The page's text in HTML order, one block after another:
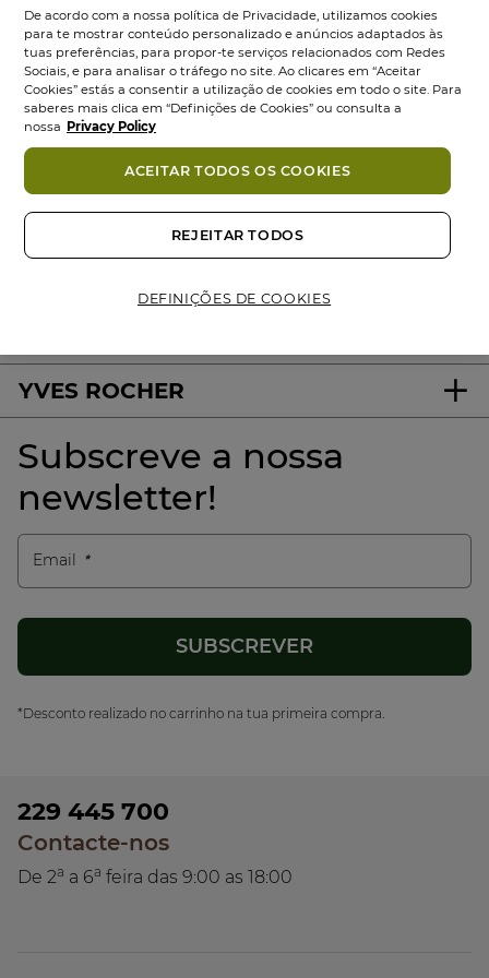
vegetais
campos orgânicos
Eco-concebidos
YVES ROCHER
Subscreve a nossa
newsletter!
Email
*Desconto realizado no carrinho na tua primeira compra.
229 445 700
Contacte-nos
De 2a a 6a feira das 9:00 as 18:00
De acordo com a nossa política de Privacidade, utilizamos cookies
para te mostrar conteúdo personalizado e anúncios adaptados às
tuas preferências, para propor-te serviços relacionados com Redes
Sociais, e para analisar o tráfego no site. Ao clicares em “Aceitar
Cookies” estás a consentir a utilização de cookies em todo o site. Para
saberes mais clica em “Definições de Cookies” ou consulta a
nossa Privacy Policy
DEFINIÇÕES DE COOKIES
REJEITAR TODOS
ACEITAR TODOS OS COOKIES